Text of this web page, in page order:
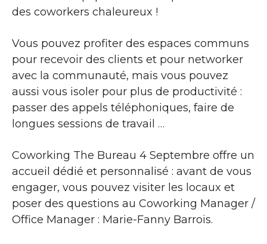
des coworkers chaleureux !
Vous pouvez profiter des espaces communs
pour recevoir des clients et pour networker
avec la communauté, mais vous pouvez
aussi vous isoler pour plus de productivité :
passer des appels téléphoniques, faire de
longues sessions de travail …
Coworking The Bureau 4 Septembre offre un
accueil dédié et personnalisé : avant de vous
engager, vous pouvez visiter les locaux et
poser des questions au Coworking Manager /
Office Manager : Marie-Fanny Barrois.